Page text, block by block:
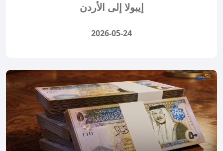
إيبولا إلى الأردن
2026-05-24